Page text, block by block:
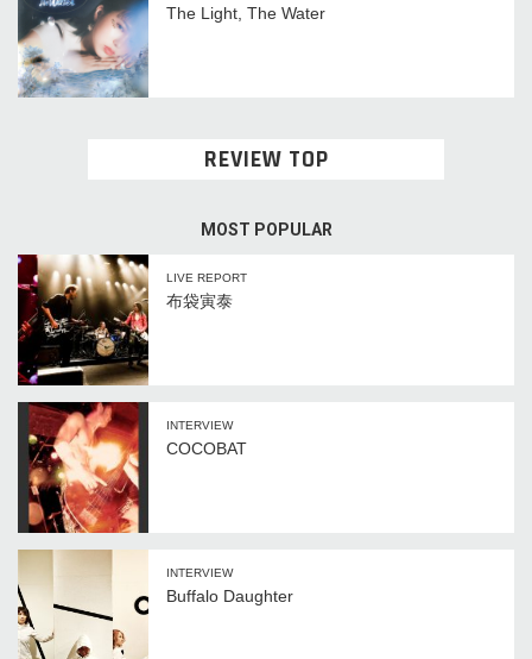
The Light, The Water
REVIEW TOP
MOST POPULAR
LIVE REPORT
布袋寅泰
INTERVIEW
COCOBAT
INTERVIEW
Buffalo Daughter